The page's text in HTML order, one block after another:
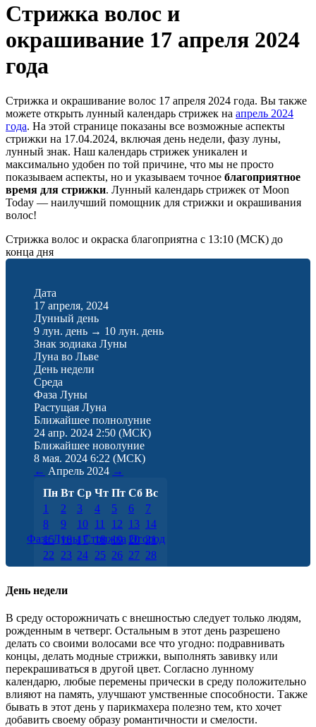
Стрижка волос и
окрашивание 17 апреля 2024
года
Стрижка и окрашивание волос 17 апреля 2024 года. Вы также
можете открыть лунный календарь стрижек на апрель 2024
года. На этой странице показаны все возможные аспекты
стрижки на 17.04.2024, включая день недели, фазу луны,
лунный знак. Наш календарь стрижек уникален и
максимально удобен по той причине, что мы не просто
показываем аспекты, но и указываем точное благоприятное
время для стрижки. Лунный календарь стрижек от Moon
Today — наилучший помощник для стрижки и окрашивания
волос!
Стрижка волос и окраска благоприятна с 13:10 (МСК) до
конца дня
Дата
17 апреля, 2024
Лунный день
9 лун. день → 10 лун. день
Знак зодиака Луны
Луна во Льве
День недели
Среда
Фаза Луны
Растущая Луна
Ближайшее полнолуние
24 апр. 2024 2:50 (МСК)
Ближайшее новолуние
8 мая. 2024 6:22 (МСК)
← Апрель 2024 →
Пн Вт Ср Чт Пт Сб Вс
1
2 3 4 5 6
7
8
9 10 11 12 13 14
15 16 17 18 19 20 21
22
23 24 25 26 27 28
29 30
Фаза Луны Стрижка Огород
День недели
В среду осторожничать с внешностью следует только людям,
рожденным в четверг. Остальным в этот день разрешено
делать со своими волосами все что угодно: подравнивать
концы, делать модные стрижки, выполнять завивку или
перекрашиваться в другой цвет. Согласно лунному
календарю, любые перемены прически в среду положительно
влияют на память, улучшают умственные способности. Также
бывать в этот день у парикмахера полезно тем, кто хочет
добавить своему образу романтичности и смелости.